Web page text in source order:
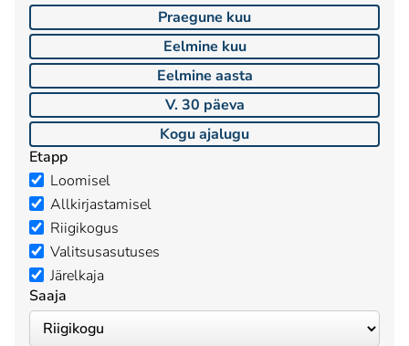
Praegune kuu
Eelmine kuu
Eelmine aasta
V. 30 päeva
Kogu ajalugu
Etapp
Loomisel
Allkirjastamisel
Riigikogus
Valitsusasutuses
Järelkaja
Saaja